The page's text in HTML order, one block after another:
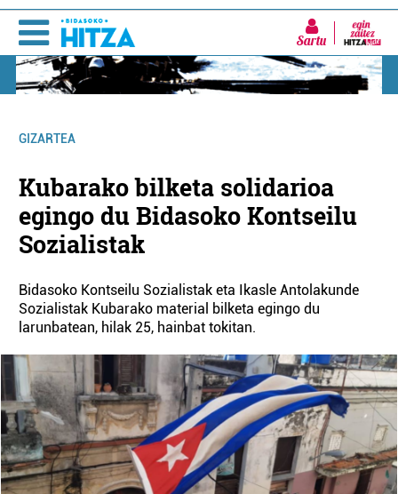
Sartu
GIZARTEA
Kubarako bilketa solidarioa
egingo du Bidasoko Kontseilu
Sozialistak
Bidasoko Kontseilu Sozialistak eta Ikasle Antolakunde
Sozialistak Kubarako material bilketa egingo du
larunbatean, hilak 25, hainbat tokitan.